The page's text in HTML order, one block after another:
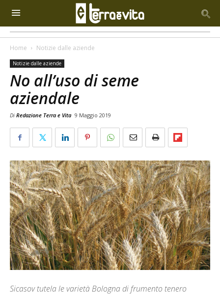
Home Notizie dalle aziende
Notizie dalle aziende
No all’uso di seme
aziendale
Di Redazione Terra e Vita 9 Maggio 2019
Sicasov tutela le varietà Bologna di frumento tenero